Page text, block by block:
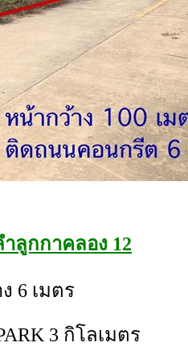
ลูกกาคลอง 12
6 เมตร
3 กิโลเมตร